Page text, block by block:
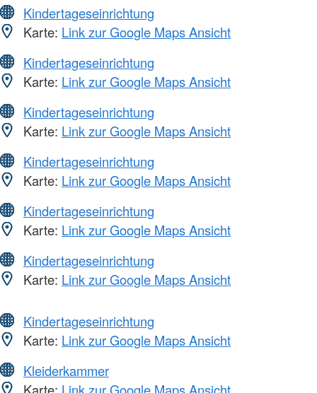
Kindertageseinrichtung
Karte: Link zur Google Maps Ansicht
Kindertageseinrichtung
Karte: Link zur Google Maps Ansicht
Kindertageseinrichtung
Karte: Link zur Google Maps Ansicht
Kindertageseinrichtung
Karte: Link zur Google Maps Ansicht
Kindertageseinrichtung
Karte: Link zur Google Maps Ansicht
Kindertageseinrichtung
Karte: Link zur Google Maps Ansicht
Kindertageseinrichtung
Karte: Link zur Google Maps Ansicht
Kleiderkammer